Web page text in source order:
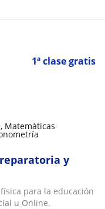
1ª clase gratis
Matemáticas
y
para la educación
u Online.